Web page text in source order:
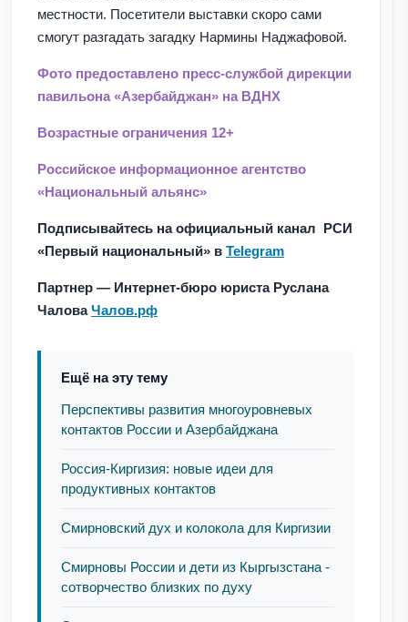
местности. Посетители выставки скоро сами
смогут разгадать загадку Нармины Наджафовой.
Фото предоставлено пресс-службой дирекции
павильона «Азербайджан» на ВДНХ
Возрастные ограничения 12+
Российское информационное агентство
«Национальный альянс»
Подписывайтесь на официальный канал РСИ
«Первый национальный» в Telegram
Партнер — Интернет-бюро юриста Руслана
ЧаловаЧалов.рф
Ещё на эту тему
Перспективы развития многоуровневых
контактов России и Азербайджана
Россия-Киргизия: новые идеи для
продуктивных контактов
Смирновский дух и колокола для Киргизии
Смирновы России и дети из Кыргызстана -
сотворчество близких по духу